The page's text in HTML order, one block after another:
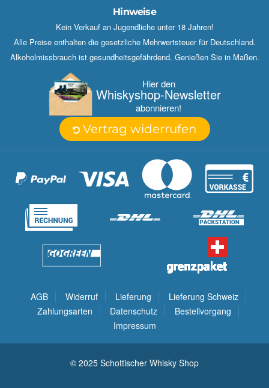
Hinweise
Kein Verkauf an Jugendliche unter 18 Jahren!
Alle Preise enthalten die gesetzliche Mehrwertsteuer für Deutschland.
Alkoholmissbrauch ist gesundheitsgefährdend. Genießen Sie in Maßen.
Hier den
Whisky­shop-Newsletter
abonnieren!
Vertrag widerrufen
AGB Widerruf Lieferung
Lieferung Schweiz
Zahlungsarten
Datenschutz
Bestellvorgang
Impressum
© 2025 Schottischer Whisky Shop